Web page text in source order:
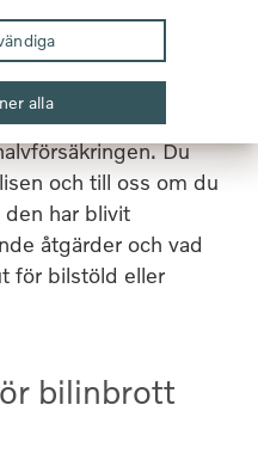
i
Du
och till oss om du
den har blivit
åtgärder och vad
för bilstöld eller
bilinbrott
alla